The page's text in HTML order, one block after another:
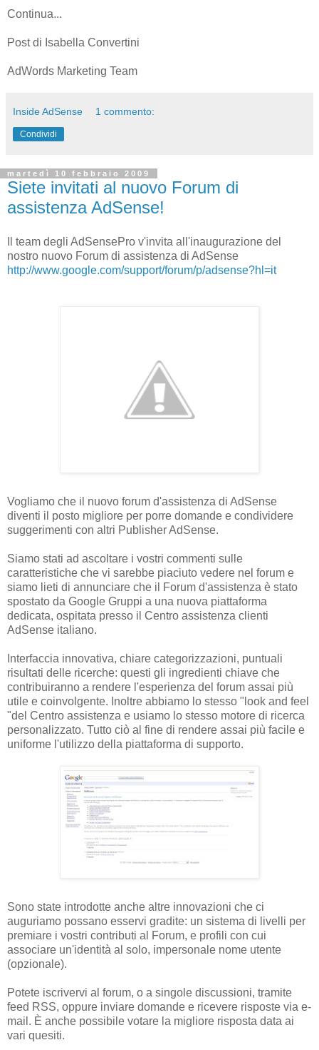
Continua...
Post di Isabella Convertini
AdWords Marketing Team
Inside AdSense 1 commento:
Condividi
martedì 10 febbraio 2009
Siete invitati al nuovo Forum di
assistenza AdSense!
Il team degli AdSensePro v'invita all'inaugurazione del
nostro nuovo Forum di assistenza di AdSense
http://www.google.com/support/forum/p/adsense?hl=it
Vogliamo che il nuovo forum d'assistenza di AdSense
diventi il posto migliore per porre domande e condividere
suggerimenti con altri Publisher AdSense.
Siamo stati ad ascoltare i vostri commenti sulle
caratteristiche che vi sarebbe piaciuto vedere nel forum e
siamo lieti di annunciare che il Forum d'assistenza è stato
spostato da Google Gruppi a una nuova piattaforma
dedicata, ospitata presso il Centro assistenza clienti
AdSense italiano.
Interfaccia innovativa, chiare categorizzazioni, puntuali
risultati delle ricerche: questi gli ingredienti chiave che
contribuiranno a rendere l'esperienza del forum assai più
utile e coinvolgente. Inoltre abbiamo lo stesso "look and feel
"del Centro assistenza e usiamo lo stesso motore di ricerca
personalizzato. Tutto ciò al fine di rendere assai più facile e
uniforme l'utilizzo della piattaforma di supporto.
Sono state introdotte anche altre innovazioni che ci
auguriamo possano esservi gradite: un sistema di livelli per
premiare i vostri contributi al Forum, e profili con cui
associare un'identità al solo, impersonale nome utente
(opzionale).
Potete iscrivervi al forum, o a singole discussioni, tramite
feed RSS, oppure inviare domande e ricevere risposte via e-
mail. È anche possibile votare la migliore risposta data ai
vari quesiti.